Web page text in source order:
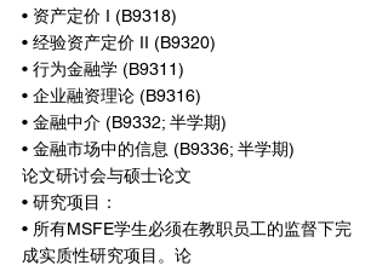
• 资产定价 I (B9318)
• 经验资产定价 II (B9320)
• 行为金融学 (B9311)
• 企业融资理论 (B9316)
• 金融中介 (B9332; 半学期)
• 金融市场中的信息 (B9336; 半学期)
论文研讨会与硕士论文
• 研究项目：
• 所有MSFE学生必须在教职员工的监督下完
成实质性研究项目。论